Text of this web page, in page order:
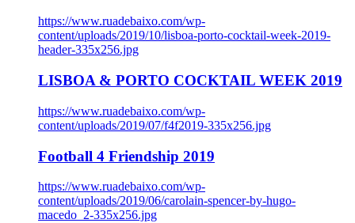
https://www.ruadebaixo.com/wp-
content/uploads/2019/10/lisboa-porto-cocktail-week-2019-
header-335x256.jpg
LISBOA & PORTO COCKTAIL WEEK 2019
https://www.ruadebaixo.com/wp-
content/uploads/2019/07/f4f2019-335x256.jpg
Football 4 Friendship 2019
https://www.ruadebaixo.com/wp-
content/uploads/2019/06/carolain-spencer-by-hugo-
macedo_2-335x256.jpg